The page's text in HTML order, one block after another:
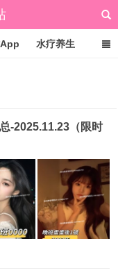
水疗养生
-2025.11.23（限时